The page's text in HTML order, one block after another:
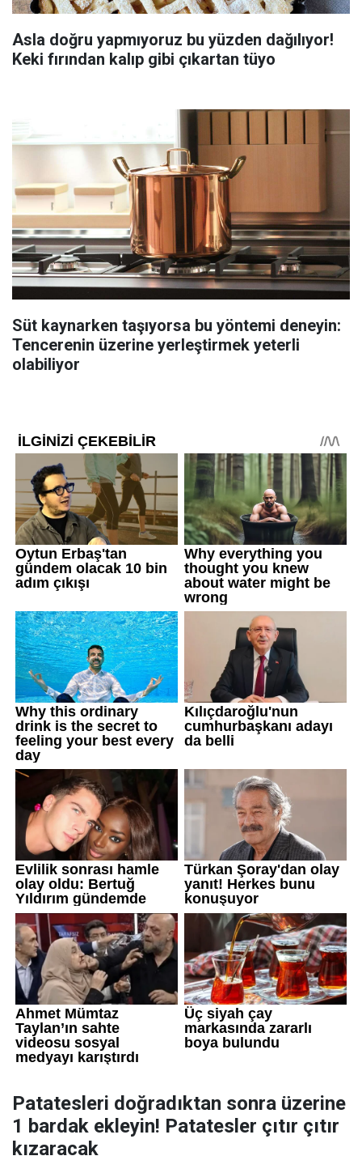
Asla doğru yapmıyoruz bu yüzden dağılıyor!
Keki fırından kalıp gibi çıkartan tüyo
Süt kaynarken taşıyorsa bu yöntemi deneyin:
Tencerenin üzerine yerleştirmek yeterli
olabiliyor
Patatesleri doğradıktan sonra üzerine
1 bardak ekleyin! Patatesler çıtır çıtır
kızaracak